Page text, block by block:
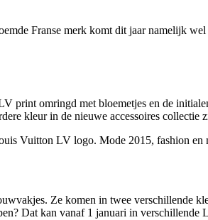
Franse merk komt dit jaar namelijk
print omringd met bloemetjes en de
kleur in de nieuwe accessoires collectie
Ze komen in twee verschillende
Dat kan vanaf 1 januari in verschillende